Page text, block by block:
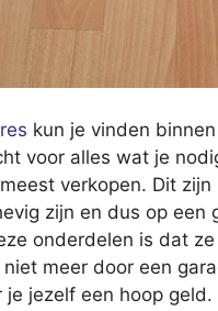
kun je vinden
voor alles wat je
verkopen. Dit
zijn en dus op een
onderdelen is dat
meer door een
jezelf een hoop geld.